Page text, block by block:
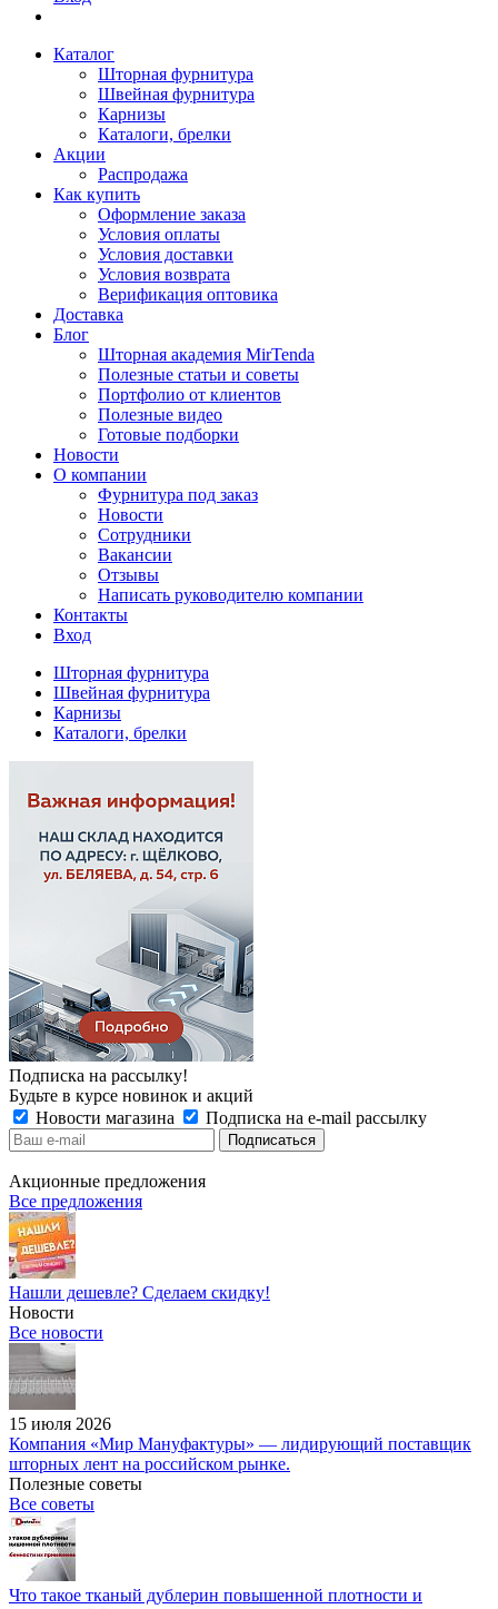
Каталог
Шторная фурнитура
Швейная фурнитура
Карнизы
Каталоги, брелки
Акции
Распродажа
Как купить
Оформление заказа
Условия оплаты
Условия доставки
Условия возврата
Верификация оптовика
Доставка
Блог
Шторная академия MirTenda
Полезные статьи и советы
Портфолио от клиентов
Полезные видео
Готовые подборки
Новости
О компании
Фурнитура под заказ
Новости
Сотрудники
Вакансии
Отзывы
Написать руководителю компании
Контакты
Вход
Шторная фурнитура
Швейная фурнитура
Карнизы
Каталоги, брелки
Подписка на рассылку!
Будьте в курсе новинок и акций
Новости магазина
Подписка на e-mail рассылку
Акционные предложения
Все предложения
Нашли дешевле? Сделаем скидку!
Новости
Все новости
15 июля 2026
Компания «Мир Мануфактуры» — лидирующий поставщик
шторных лент на российском рынке.
Полезные советы
Все советы
Что такое тканый дублерин повышенной плотности и